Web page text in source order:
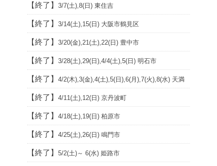
【終了】 3/7(土),8(日) 東住吉
【終了】 3/14(土),15(日) 大阪市鶴見区
【終了】 3/20(金),21(土),22(日) 豊中市
【終了】 3/28(土),29(日),4/4(土),5(日) 明石市
【終了】 4/2(木),3(金),4(土),5(日),6(月),7(火),8(水) 天満
【終了】 4/11(土),12(日) 京丹波町
【終了】 4/18(土),19(日) 柏原市
【終了】 4/25(土),26(日) 鳴門市
【終了】 5/2(土)～ 6(水) 姫路市